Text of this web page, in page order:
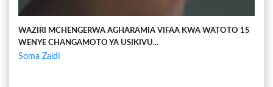
WAZIRI MCHENGERWA AGHARAMIA VIFAA KWA WATOTO 15
WENYE CHANGAMOTO YA USIKIVU...
Soma Zaidi